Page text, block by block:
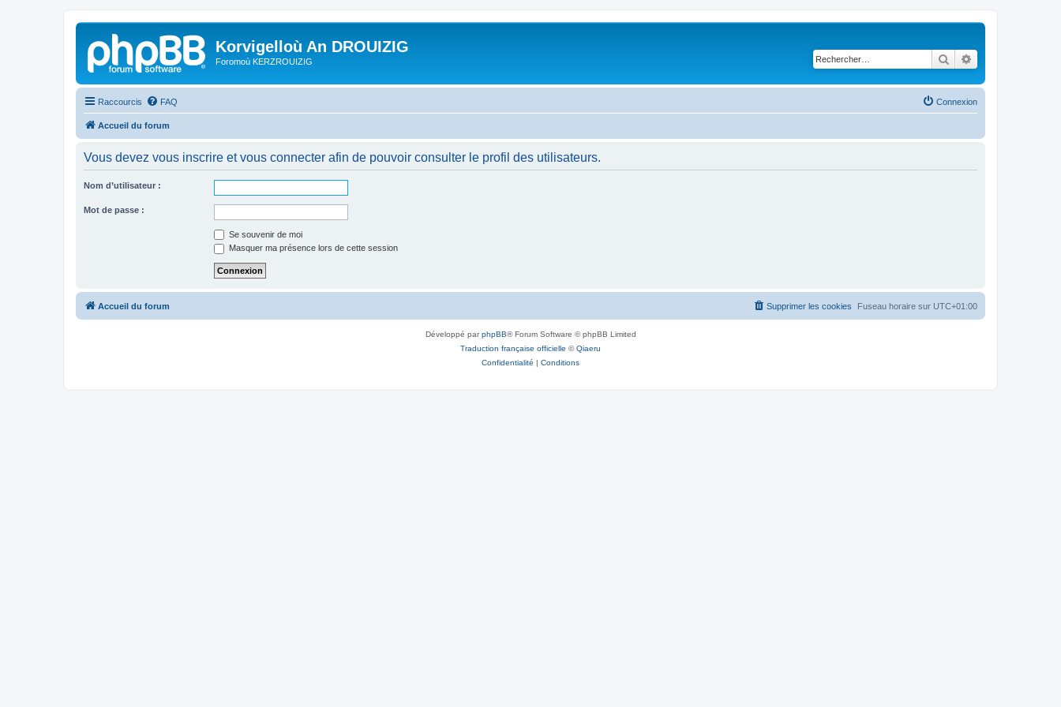
Korvigelloù An DROUIZIG
Foromoù KERZROUIZIG Rechercher
Raccourcis FAQ Connexion
Accueil du forum
Vous devez vous inscrire et vous connecter afin de pouvoir consulter le profil des utilisateurs.
Nom d’utilisateur :
Mot de passe :
Se souvenir de moi
Masquer ma présence lors de cette session
Accueil du forum Fuseau horaire sur UTC+01:00
Supprimer les cookies
Développé parphpBB® Forum Software © phpBB Limited
Traduction française officielle ©Qiaeru
Confidentialité | Conditions